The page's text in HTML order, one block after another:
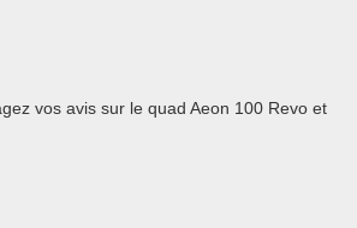
vos avis sur le quad Aeon 100 Revo et